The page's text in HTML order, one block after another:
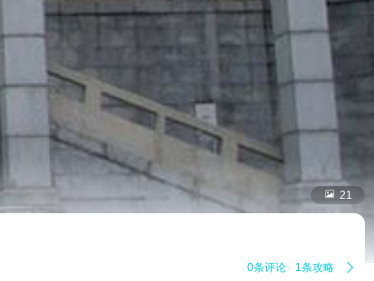
 21
0条评论 1条攻略 